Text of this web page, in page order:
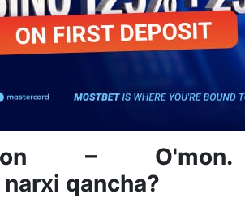
– O'mon.
qancha?